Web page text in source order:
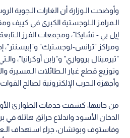
وأوضحت الـوزارة أن الغارات الـجوية
الـمرامز الـلوجستية الكبرى في كييف
إيل بي - تشايكا"، ومجمعات الفرز
ومراكز "ترانس-لوجستيك"
"تيرمينال بروواري" و"رابن أوكرانيا"،
وتوزيع قطع غيار الـطائلات الـمسيرة
وأجهزة الـحرب الإلكترونية لصالح القوات
من جانبها، كشفت خدمات الطوارئ
الدخان الأسود واندلاع حرائق هائلة في